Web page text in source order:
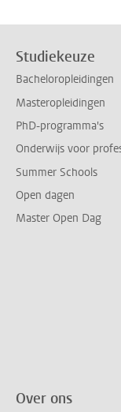
Studiekeuze
Bacheloropleidingen
Masteropleidingen
PhD-programma's
Onderwijs voor
Summer Schools
Open dagen
Master Open Dag
Over ons